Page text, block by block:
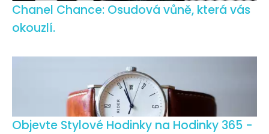
Chanel Chance: Osudová vůně, která vás
okouzlí.
Objevte Stylové Hodinky na Hodinky 365 -